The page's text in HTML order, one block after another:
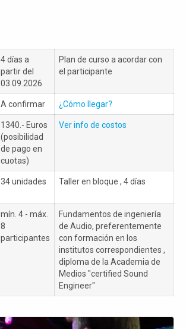
4 días a
partir del
03.09.2026
Plan de curso a acordar con
el participante
A confirmar ¿Cómo llegar?
1340.- Euros
(posibilidad
de pago en
cuotas)
Ver info de costos
34 unidades Taller en bloque , 4 días
mín. 4 - máx.
8
participantes
Fundamentos de ingeniería
de Audio, preferentemente
con formación en los
institutos correspondientes ,
diploma de la Academia de
Medios "certified Sound
Engineer"